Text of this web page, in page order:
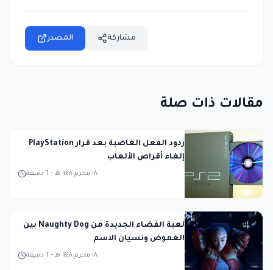
المصدر مشاركة
مقالات ذات صلة
ردود الفعل الغاضبة بعد قرار PlayStation
إلغاء أقراص الألعاب
1 دقيقة - ١٨ محرم ١٤٤٨ هـ
لعبة الفضاء الجديدة من Naughty Dog بين
الغموض ونسيان الاسم
1 دقيقة - ١٨ محرم ١٤٤٨ هـ